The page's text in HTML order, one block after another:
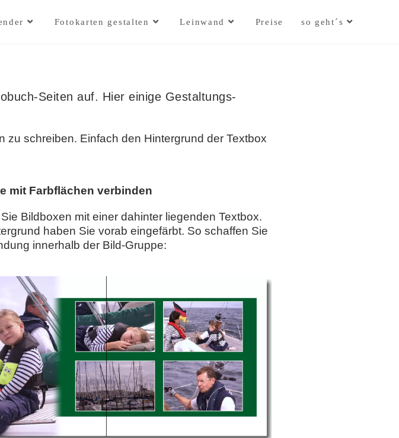
Fotokarten gestalten Leinwand Preise so geht´s
Seiten auf. Hier einige Gestaltungs-
schreiben. Einfach den Hintergrund der Textbox
mit Farbflächen verbinden
Bildboxen mit einer dahinter liegenden Textbox.
haben Sie vorab eingefärbt. So schaffen Sie
innerhalb der Bild-Gruppe: